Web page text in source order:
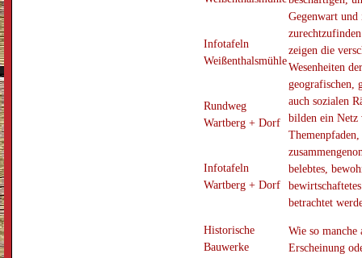
Infotafeln
Weißenthalsmühle
Rundweg
Wartberg + Dorf
Infotafeln
Wartberg + Dorf
Historische
Bauwerke
Gegenwart
zeigen die
Wesenheiten
geografischen,
auch sozialen
bilden ein Netz
belebtes,
betrachtet
Wie so manche
Erscheinung